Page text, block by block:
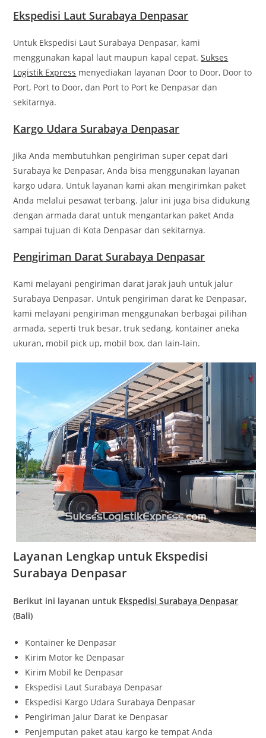
Ekspedisi Laut Surabaya Denpasar
Untuk Ekspedisi Laut Surabaya Denpasar, kami
menggunakan kapal laut maupun kapal cepat.Sukses
Logistik Express menyediakan layanan Door to Door, Door to
Port, Port to Door, dan Port to Port ke Denpasar dan
sekitarnya.
Kargo Udara Surabaya Denpasar
Jika Anda membutuhkan pengiriman super cepat dari
Surabaya ke Denpasar, Anda bisa menggunakan layanan
kargo udara. Untuk layanan kami akan mengirimkan paket
Anda melalui pesawat terbang. Jalur ini juga bisa didukung
dengan armada darat untuk mengantarkan paket Anda
sampai tujuan di Kota Denpasar dan sekitarnya.
Pengiriman Darat Surabaya Denpasar
Kami melayani pengiriman darat jarak jauh untuk jalur
Surabaya Denpasar. Untuk pengiriman darat ke Denpasar,
kami melayani pengiriman menggunakan berbagai pilihan
armada, seperti truk besar, truk sedang, kontainer aneka
ukuran, mobil pick up, mobil box, dan lain-lain.
Layanan Lengkap untuk Ekspedisi
Surabaya Denpasar
Berikut ini layanan untuk Ekspedisi Surabaya Denpasar
(Bali)
Kontainer ke Denpasar
Kirim Motor ke Denpasar
Kirim Mobil ke Denpasar
Ekspedisi Laut Surabaya Denpasar
Ekspedisi Kargo Udara Surabaya Denpasar
Pengiriman Jalur Darat ke Denpasar
Penjemputan paket atau kargo ke tempat Anda